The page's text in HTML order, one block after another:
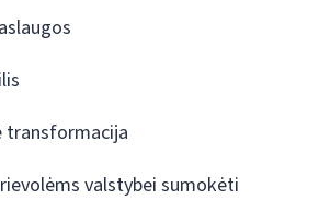
transformacija
valstybei sumokėti